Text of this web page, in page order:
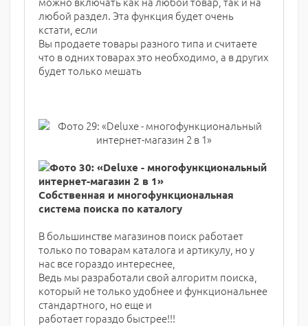
любой раздел. Эта функция будет очень
кстати, если
Вы продаете товары разного типа и считаете
что в одних товарах это необходимо, а в других
будет только мешать
Собственная и многофункциональная
система поиска по каталогу
В большинстве магазинов поиск работает
только по товарам каталога и артикулу, но у
нас все гораздо интереснее,
Ведь мы разработали свой алгоритм поиска,
который не только удобнее и функциональнее
стандартного, но еще и
работает гораздо быстрее!!!